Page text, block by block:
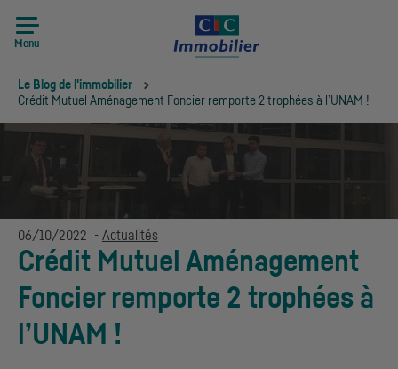
Menu
Vous êtes ici:
Le Blog de l'immobilier
Crédit Mutuel Aménagement Foncier remporte 2 trophées à l’UNAM !
06/10/2022 - Actualités
Crédit Mutuel Aménagement
Foncier remporte 2 trophées à
l’UNAM !